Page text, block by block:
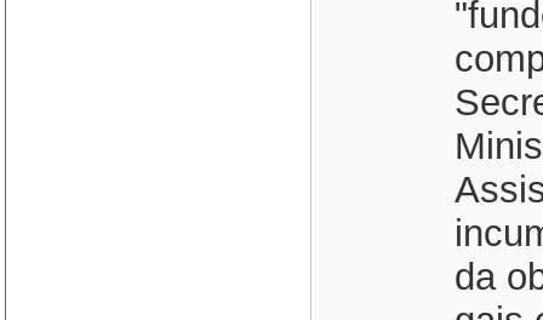
da